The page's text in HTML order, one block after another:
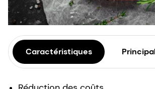
Caractéristiques